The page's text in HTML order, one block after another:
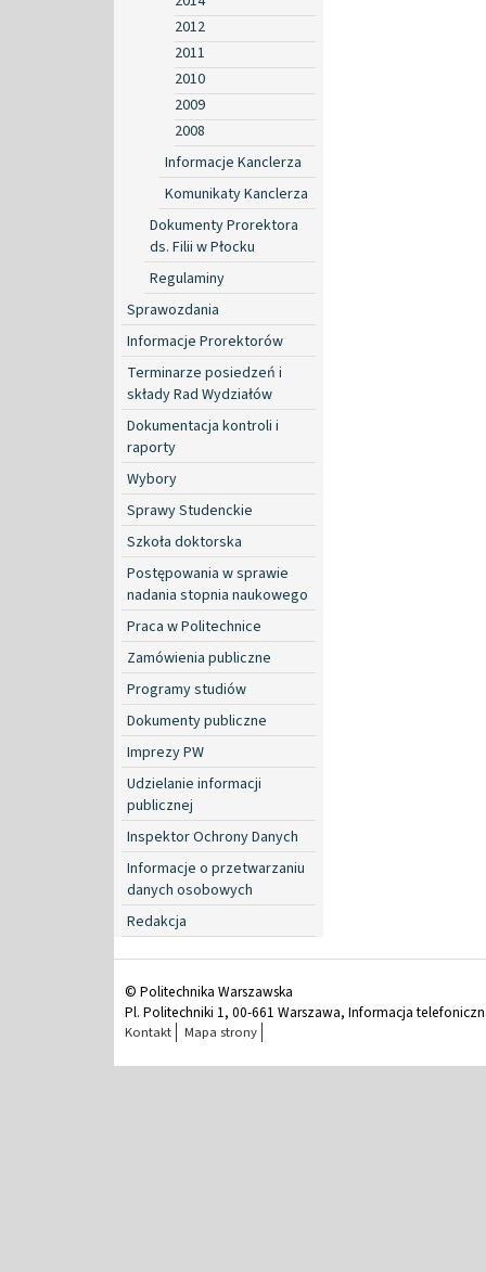
2012
2011
2010
2009
2008
Informacje Kanclerza
Komunikaty Kanclerza
Dokumenty Prorektora
ds. Filii w Płocku
Regulaminy
Sprawozdania
Informacje Prorektorów
Terminarze posiedzeń i
składy Rad Wydziałów
Dokumentacja kontroli i
raporty
Wybory
Sprawy Studenckie
Szkoła doktorska
Postępowania w sprawie
nadania stopnia naukowego
Praca w Politechnice
Zamówienia publiczne
Programy studiów
Dokumenty publiczne
Imprezy PW
Udzielanie informacji
publicznej
Inspektor Ochrony Danych
Informacje o przetwarzaniu
danych osobowych
Redakcja
© Politechnika Warszawska
Pl. Politechniki 1, 00-661 Warszawa, Informacja
Kontakt Mapa strony